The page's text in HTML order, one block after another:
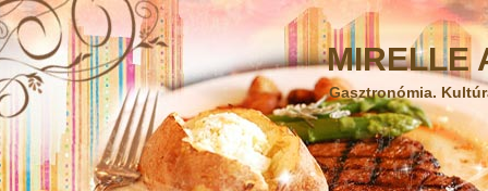
MIRELLE
Gasztronómia.